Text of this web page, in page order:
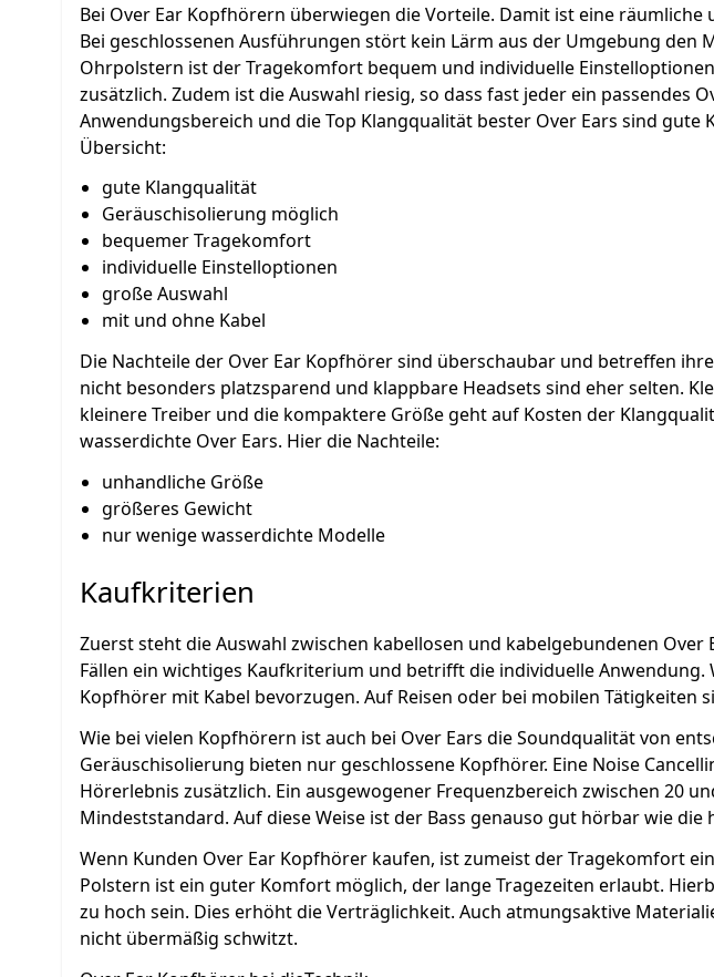
Bei Over Ear Kopfhörern überwiegen die Vorteile. Damit ist eine
Bei geschlossenen Ausführungen stört kein Lärm aus der Umgebung den
Ohrpolstern ist der Tragekomfort bequem und individuelle
zusätzlich. Zudem ist die Auswahl riesig, so dass fast jeder ein passendes
Anwendungsbereich und die Top Klangqualität bester Over Ears sind
Übersicht:
gute Klangqualität
Geräuschisolierung möglich
bequemer Tragekomfort
individuelle Einstelloptionen
große Auswahl
mit und ohne Kabel
Die Nachteile der Over Ear Kopfhörer sind überschaubar und betreffen
nicht besonders platzsparend und klappbare Headsets sind eher selten.
kleinere Treiber und die kompaktere Größe geht auf Kosten der
wasserdichte Over Ears. Hier die Nachteile:
unhandliche Größe
größeres Gewicht
nur wenige wasserdichte Modelle
Kaufkriterien
Zuerst steht die Auswahl zwischen kabellosen und kabelgebundenen Over
Fällen ein wichtiges Kaufkriterium und betrifft die individuelle
Kopfhörer mit Kabel bevorzugen. Auf Reisen oder bei mobilen Tätigkeiten
Wie bei vielen Kopfhörern ist auch bei Over Ears die Soundqualität von
Geräuschisolierung bieten nur geschlossene Kopfhörer. Eine Noise
Hörerlebnis zusätzlich. Ein ausgewogener Frequenzbereich zwischen 20
Mindeststandard. Auf diese Weise ist der Bass genauso gut hörbar wie die
Wenn Kunden Over Ear Kopfhörer kaufen, ist zumeist der Tragekomfort
Polstern ist ein guter Komfort möglich, der lange Tragezeiten erlaubt.
zu hoch sein. Dies erhöht die Verträglichkeit. Auch atmungsaktive
nicht übermäßig schwitzt.